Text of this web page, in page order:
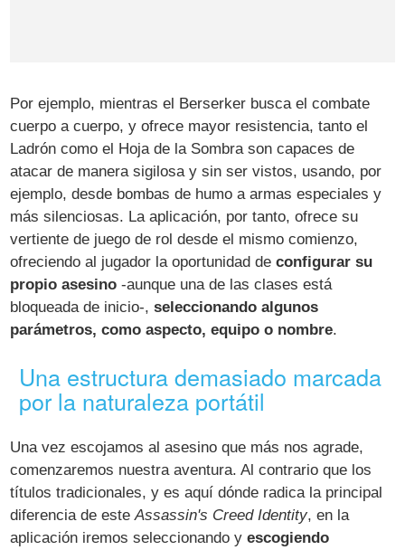
Por ejemplo, mientras el Berserker busca el combate
cuerpo a cuerpo, y ofrece mayor resistencia, tanto el
Ladrón como el Hoja de la Sombra son capaces de
atacar de manera sigilosa y sin ser vistos, usando, por
ejemplo, desde bombas de humo a armas especiales y
más silenciosas. La aplicación, por tanto, ofrece su
vertiente de juego de rol desde el mismo comienzo,
ofreciendo al jugador la oportunidad deconfigurar su
propio asesino -aunque una de las clases está
bloqueada de inicio-,seleccionando algunos
parámetros, como aspecto, equipo o nombre.
Una estructura demasiado marcada
por la naturaleza portátil
Una vez escojamos al asesino que más nos agrade,
comenzaremos nuestra aventura. Al contrario que los
títulos tradicionales, y es aquí dónde radica la principal
diferencia de esteAssassin's Creed Identity, en la
aplicación iremos seleccionando yescogiendo